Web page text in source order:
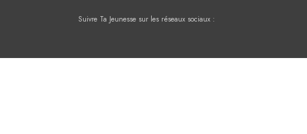
Suivre Ta Jeunesse sur les réseaux sociaux :